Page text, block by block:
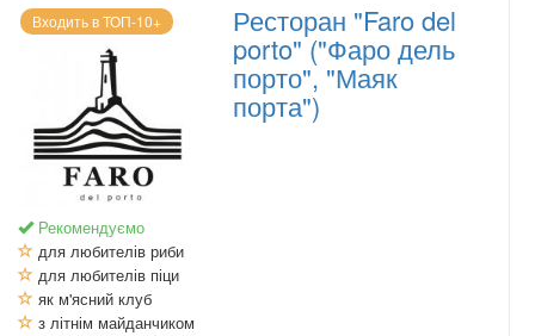
Входить в ТОП-10+
Рекомендуємо
для любителів риби
для любителів піци
як м'ясний клуб
з літнім майданчиком
Ресторан "Faro del
porto" ("Фаро дель
порто", "Маяк
порта")